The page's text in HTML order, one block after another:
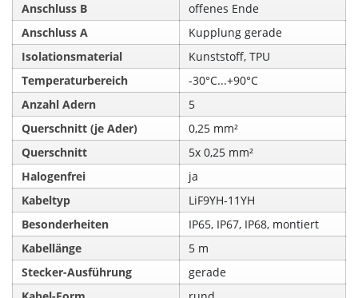
Anschluss B
offenes Ende
Anschluss A
Kupplung gerade
Isolationsmaterial
Kunststoff, TPU
Temperaturbereich
-30°C...+90°C
Anzahl Adern
5
Querschnitt (je Ader)
0,25 mm²
Querschnitt
5x 0,25 mm²
Halogenfrei
ja
Kabeltyp
LiF9YH-11YH
Besonderheiten
IP65, IP67, IP68, montiert
Kabellänge
5 m
Stecker-Ausführung
gerade